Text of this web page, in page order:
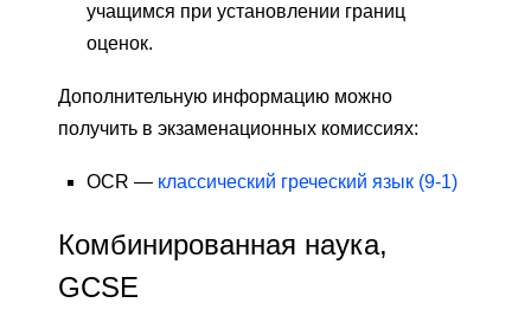
учащимся при установлении границ
оценок.
Дополнительную информацию можно
получить в экзаменационных комиссиях:
OCR — классический греческий язык (9-1)
Комбинированная наука,
GCSE